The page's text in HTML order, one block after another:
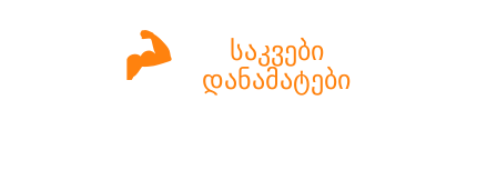
საკვები
დანამატები